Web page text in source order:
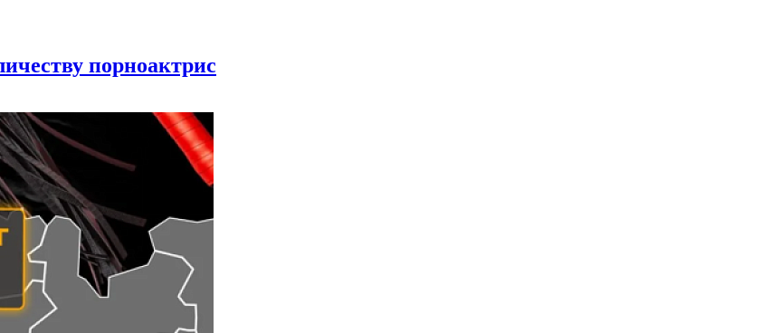
порноактрис